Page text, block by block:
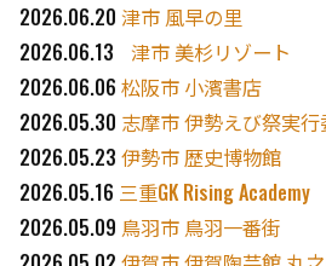
2026.06.20 津市 風早の里
2026.06.13
津市 美杉リゾート
2026.06.06 松阪市 小濱書店
2026.05.30 志摩市 伊勢えび祭実
2026.05.23 伊勢市 歴史博物館
2026.05.16 三重GK Rising Academy
2026.05.09 鳥羽市 鳥羽一番街